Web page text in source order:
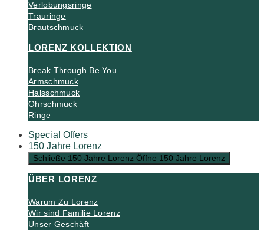
Verlobungsringe
Trauringe
Brautschmuck
LORENZ KOLLEKTION
Break Through Be You
Armschmuck
Halsschmuck
Ohrschmuck
Ringe
Special Offers
150 Jahre Lorenz
Schließe 150 Jahre Lorenz Öffne 150 Jahre Lorenz
ÜBER LORENZ
Warum Zu Lorenz
Wir sind Familie Lorenz
Unser Geschäft